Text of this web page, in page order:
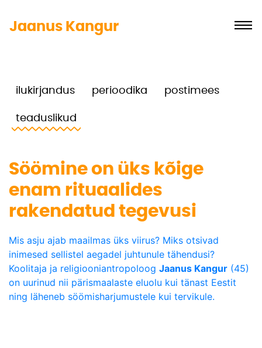
Jaanus Kangur
Söömine on üks kõige
enam rituaalides
rakendatud tegevusi
Mis asju ajab maailmas üks viirus? Miks otsivad
inimesed sellistel aegadel juhtunule tähendusi?
Koolitaja ja religiooniantropoloog Jaanus Kangur (45)
on uurinud nii pärismaalaste eluolu kui tänast Eestit
ning läheneb söömisharjumustele kui tervikule.
ilukirjandus perioodika
postimees
teaduslikud